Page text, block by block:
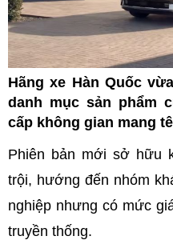
Hãng xe Hàn Quốc
danh mục sản phẩm
cấp không gian mang
Phiên bản mới sở hữu
trội, hướng đến nhóm
nghiệp nhưng có mức
truyền thống.